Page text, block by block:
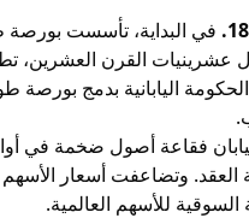
في البداية، تأسست بورصة
عشرينيات القرن العشرين،
فقاعة أصول ضخمة في